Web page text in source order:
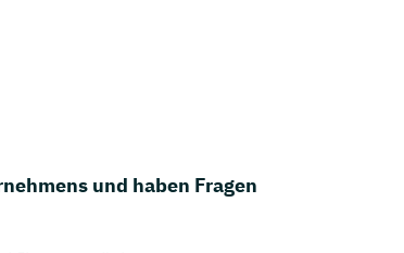
und haben Fragen